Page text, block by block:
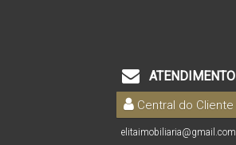
ATENDIMENTO
Central do Cliente
elitaimobiliaria@gmail.com